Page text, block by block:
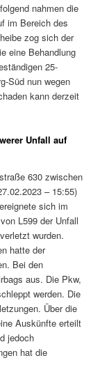
nahmen die
im Bereich des
zog sich der
eine Behandlung
25-
Süd nun wegen
kann derzeit
Unfall auf
630 zwischen
– 15:55)
sich im
L599 der Unfall
wurden.
hatte der
Bei den
aus. Die Pkw,
werden. Die
Über die
Auskünfte erteilt
jedoch
hat die